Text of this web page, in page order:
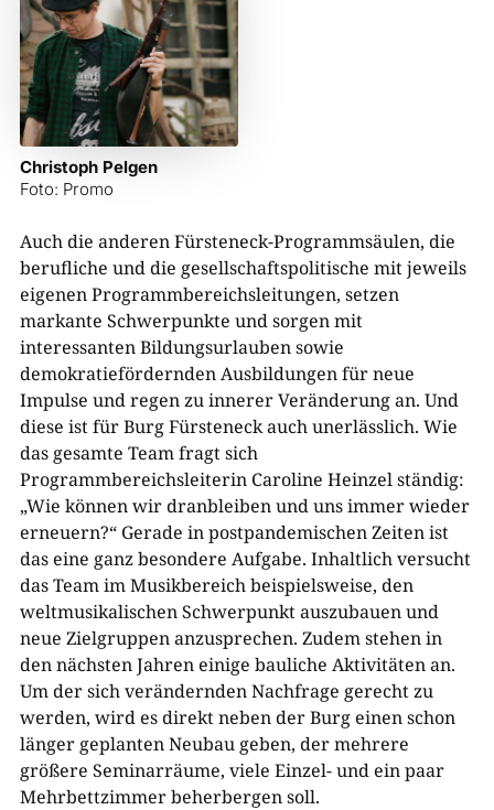
Christoph Pelgen
Foto: Promo
Auch die anderen Fürsteneck-Programmsäulen, die
berufliche und die gesellschaftspolitische mit jeweils
eigenen Programmbereichsleitungen, setzen
markante Schwerpunkte und sorgen mit
interessanten Bildungsurlauben sowie
demokratiefördernden Ausbildungen für neue
Impulse und regen zu innerer Veränderung an. Und
diese ist für Burg Fürsteneck auch unerlässlich. Wie
das gesamte Team fragt sich
Programmbereichsleiterin Caroline Heinzel ständig:
„Wie können wir dranbleiben und uns immer wieder
erneuern?“ Gerade in postpandemischen Zeiten ist
das eine ganz besondere Aufgabe. Inhaltlich versucht
das Team im Musikbereich beispielsweise, den
weltmusikalischen Schwerpunkt auszubauen und
neue Zielgruppen anzusprechen. Zudem stehen in
den nächsten Jahren einige bauliche Aktivitäten an.
Um der sich verändernden Nachfrage gerecht zu
werden, wird es direkt neben der Burg einen schon
länger geplanten Neubau geben, der mehrere
größere Seminarräume, viele Einzel- und ein paar
Mehrbettzimmer beherbergen soll.